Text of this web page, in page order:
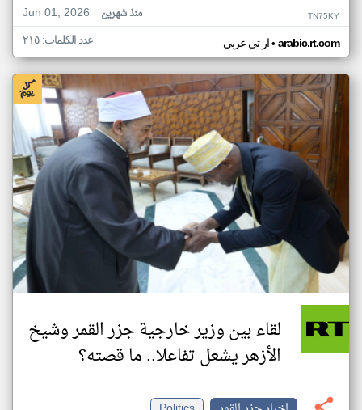
Jun 01, 2026
منذ شهرين TN75KY
ار تي عربي• arabic.rt.com عدد الكلمات: ٢١٥
لقاء بين وزير خارجية جزر القمر وشيخ
الأزهر يشعل تفاعلا.. ما قصته؟